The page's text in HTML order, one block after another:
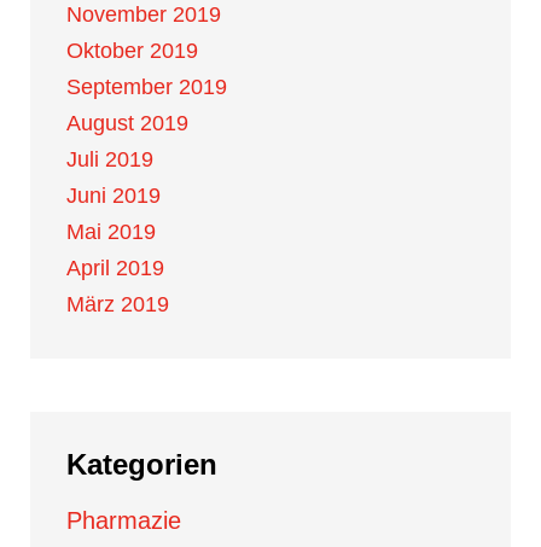
November 2019
Oktober 2019
September 2019
August 2019
Juli 2019
Juni 2019
Mai 2019
April 2019
März 2019
Kategorien
Pharmazie